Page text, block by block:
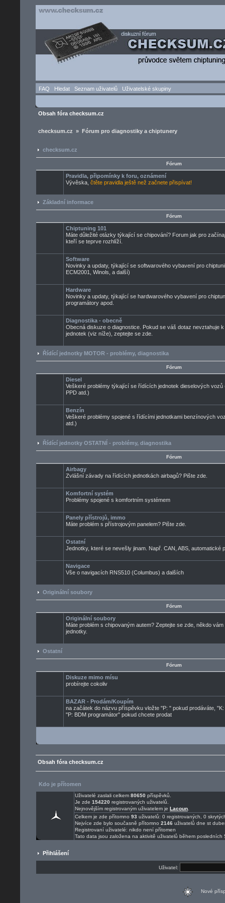
FAQ Hledat Seznam uživatelů Uživatelské skupiny
Obsah fóra checksum.cz
checksum.cz » Fórum pro diagnostiky a chiptunery
checksum.cz
Fórum
Pravidla, připomínky k foru, oznámení
Vývěska, čtěte pravidla ještě než začnete přispívat!
Základní informace
Fórum
Chiptuning 101
Máte důležité otázky týkající se chipování? Forum jak pro
kteří se teprve rozhlíží.
Software
Novinky a updaty, týkající se softwarového vybavení pro
ECM2001, Winols, a další)
Hardware
Novinky a updaty, týkající se hardwarového vybavení pro
programátory apod.
Diagnostika - obecně
Obecná diskuze o diagnostice. Pokud se váš dotaz nevztahuje
jednotek (viz níže), zeptejte se zde.
Řídící jednotky MOTOR - problémy, diagnostika
Fórum
Diesel
Veškeré problémy týkající se řídících jednotek dieselových vozů
PPD atd.)
Benzín
Veškeré problémy spojené s řídícími jednotkami benzínových
atd.)
Řídící jednotky OSTATNÍ - problémy, diagnostika
Fórum
Airbagy
Zvlášní závady na řídících jednotkách airbagů? Pište zde.
Komfortní systém
Problémy spojené s komfortním systémem
Panely přístrojů, immo
Máte problém s přístrojovým panelem? Pište zde.
Ostatní
Jednotky, které se nevešly jinam. Např. CAN, ABS, automatické
Navigace
Vše o navigacích RNS510 (Columbus) a dalších
Originální soubory
Fórum
Originální soubory
Máte problém s chipovaným autem? Zeptejte se zde, někdo
jednotky.
Ostatní
Fórum
Diskuze mimo mísu
probírejte cokoliv
BAZAR - Prodám/Koupím
na začátek do názvu příspěvku vložte "P: " pokud prodáváte,
"P: BDM programátor" pokud chcete prodat
Obsah fóra checksum.cz
Kdo je přítomen
Uživatelé zaslali celkem 80650 příspěvků.
Je zde 154220 registrovaných uživatelů.
Nejnovějším registrovaným uživatelem je Lacoun
Celkem je zde přítomno 93 uživatelů: 0 registrovaných, 0
Nejvíce zde bylo současně přítomno 2146 uživatelů dne st
Registrovaní uživatelé: nikdo není přítomen
Tato data jsou založena na aktivitě uživatelů během posledních
Přihlášení
Uživatel:
Nové